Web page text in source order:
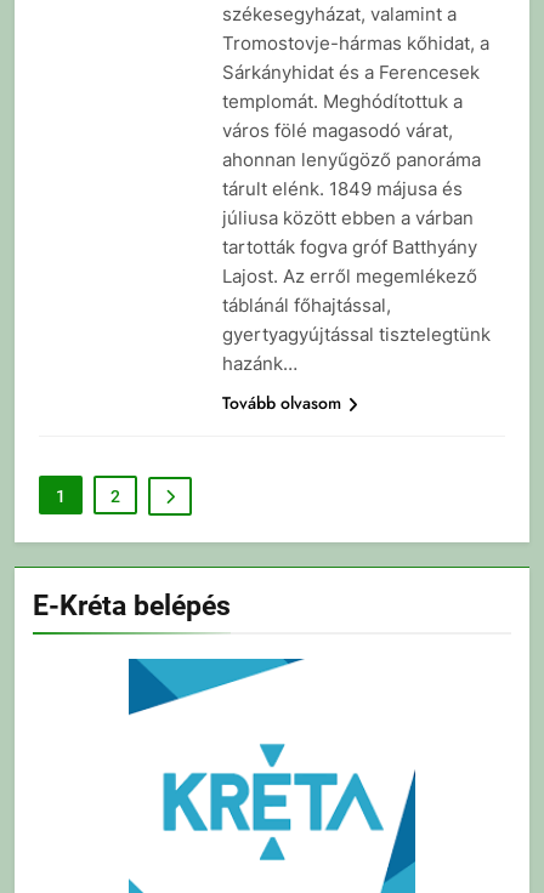
székesegyházat, valamint a
Tromostovje-hármas kőhidat, a
Sárkányhidat és a Ferencesek
templomát. Meghódítottuk a
város fölé magasodó várat,
ahonnan lenyűgöző panoráma
tárult elénk. 1849 májusa és
júliusa között ebben a várban
tartották fogva gróf Batthyány
Lajost. Az erről megemlékező
táblánál főhajtással,
gyertyagyújtással tisztelegtünk
hazánk…
Tovább olvasom
1 2
E-Kréta belépés